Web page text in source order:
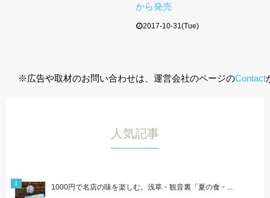
から発売
2017-10-31(Tue)
※広告や取材のお問い合わせは、運営会社のページのContact
人気記事
1000円で名店の味を楽しむ。浅草・観音裏「夏の食・...